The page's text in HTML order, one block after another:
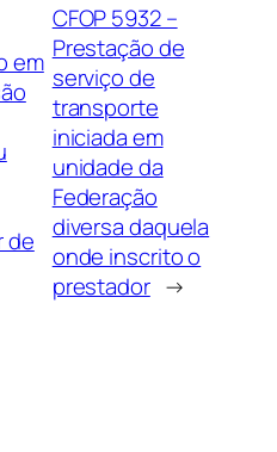
em
de
CFOP 5932 –
Prestação de
serviço de
transporte
iniciada em
unidade da
Federação
diversa daquela
onde inscrito o
prestador →